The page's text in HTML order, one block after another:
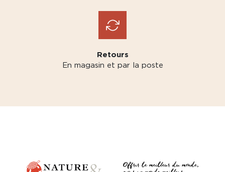
Retours
En magasin et par la poste